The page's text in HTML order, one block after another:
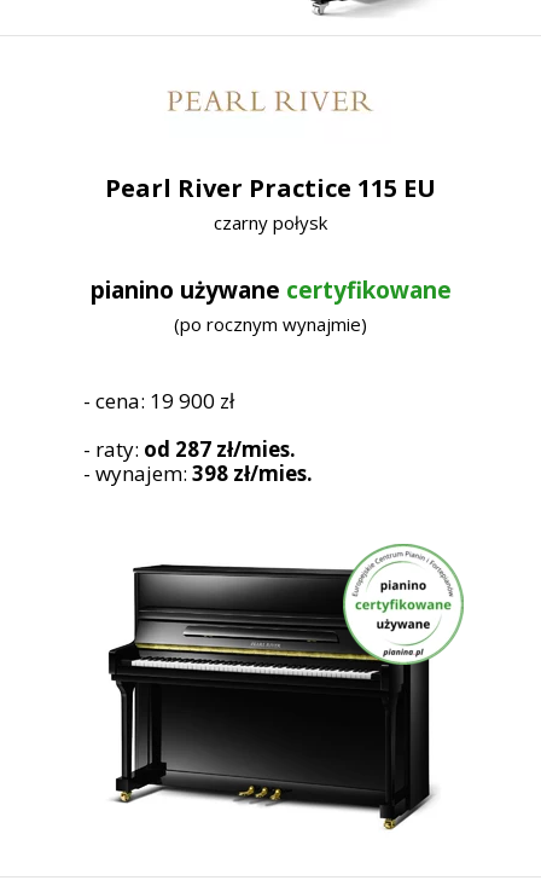
Pearl River Practice 115 EU
czarny połysk
pianino używane certyfikowane
(po rocznym wynajmie)
- cena: 19 900 zł
- raty: od 287 zł/mies.
- wynajem: 398 zł/mies.